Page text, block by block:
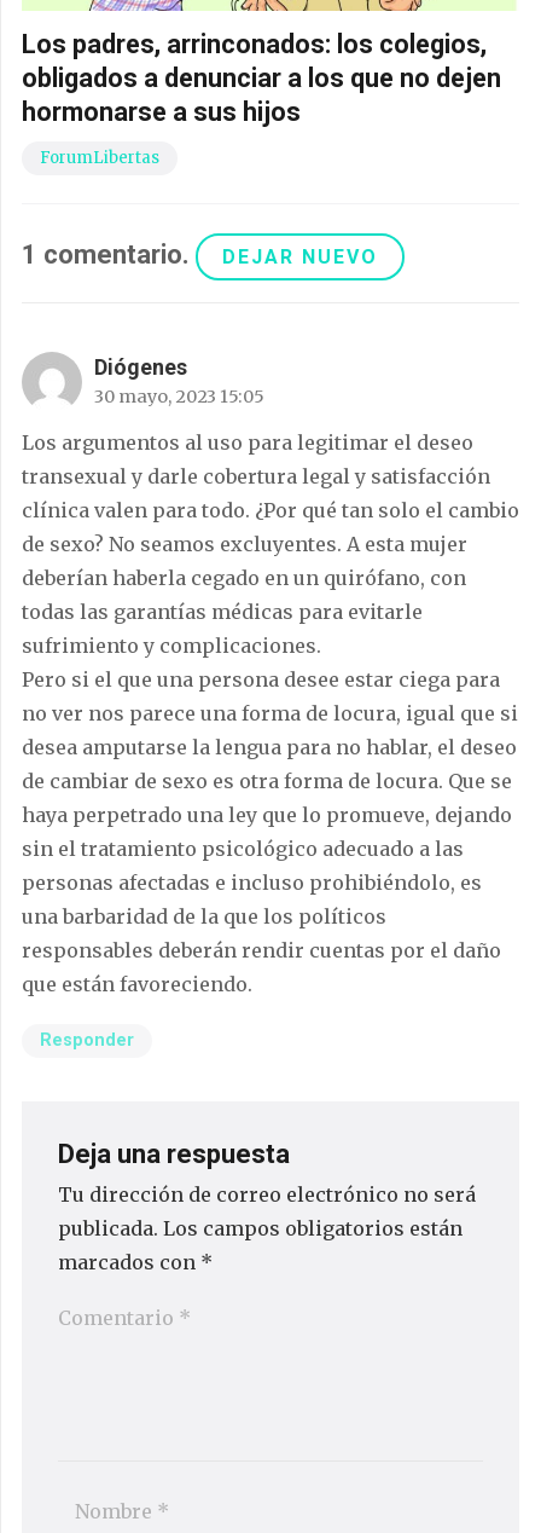
Los padres, arrinconados: los colegios,
obligados a denunciar a los que no dejen
hormonarse a sus hijos
ForumLibertas
1 comentario. DEJAR NUEVO
Diógenes
30 mayo, 2023 15:05
Los argumentos al uso para legitimar el deseo
transexual y darle cobertura legal y satisfacción
clínica valen para todo. ¿Por qué tan solo el cambio
de sexo? No seamos excluyentes. A esta mujer
deberían haberla cegado en un quirófano, con
todas las garantías médicas para evitarle
sufrimiento y complicaciones.
Pero si el que una persona desee estar ciega para
no ver nos parece una forma de locura, igual que si
desea amputarse la lengua para no hablar, el deseo
de cambiar de sexo es otra forma de locura. Que se
haya perpetrado una ley que lo promueve, dejando
sin el tratamiento psicológico adecuado a las
personas afectadas e incluso prohibiéndolo, es
una barbaridad de la que los políticos
responsables deberán rendir cuentas por el daño
que están favoreciendo.
Responder
Deja una respuesta
Tu dirección de correo electrónico no será
publicada. Los campos obligatorios están
marcados con *